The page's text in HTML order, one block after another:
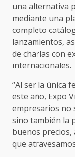
una alternativa
mediante una
completo
lanzamientos,
de charlas con
internacionales.
“Al ser la única
este año, Expo
empresarios no
sino también la
buenos precios,
que